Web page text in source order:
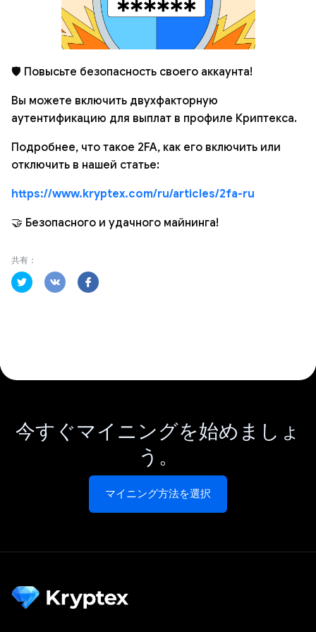
🛡 Повысьте безопасность своего аккаунта!
Вы можете включить двухфакторную
аутентификацию для выплат в профиле Криптекса.
Подробнее, что такое 2FA, как его включить или
отключить в нашей статье:
https://www.kryptex.com/ru/articles/2fa-ru
🤝 Безопасного и удачного майнинга!
共有：
今すぐマイニングを始めましょ
う。
マイニング方法を選択